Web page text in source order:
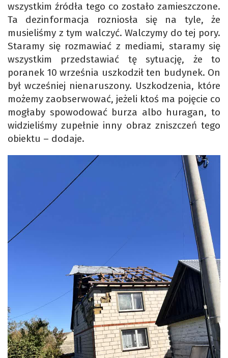
wszystkim źródła tego co zostało zamieszczone.
Ta dezinformacja rozniosła się na tyle, że
musieliśmy z tym walczyć. Walczymy do tej pory.
Staramy się rozmawiać z mediami, staramy się
wszystkim przedstawiać tę sytuację, że to
poranek 10 września uszkodził ten budynek. On
był wcześniej nienaruszony. Uszkodzenia, które
możemy zaobserwować, jeżeli ktoś ma pojęcie co
mogłaby spowodować burza albo huragan, to
widzieliśmy zupełnie inny obraz zniszczeń tego
obiektu – dodaje.